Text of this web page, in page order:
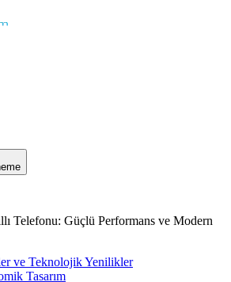
Telefonu: Güçlü Performans ve Modern
ve Teknolojik Yenilikler
Tasarım